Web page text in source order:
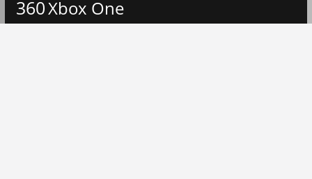
360Xbox One